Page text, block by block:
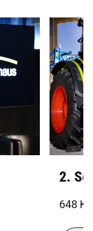
2.
648 KB